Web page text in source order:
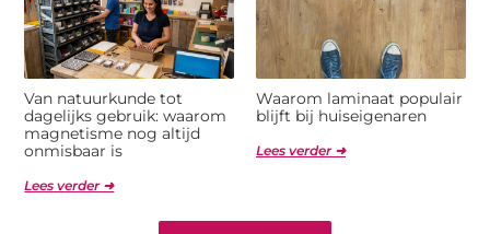
Van natuurkunde tot
dagelijks gebruik: waarom
magnetisme nog altijd
onmisbaar is
Lees verder ➜
Waarom laminaat populair
blijft bij huiseigenaren
Lees verder ➜